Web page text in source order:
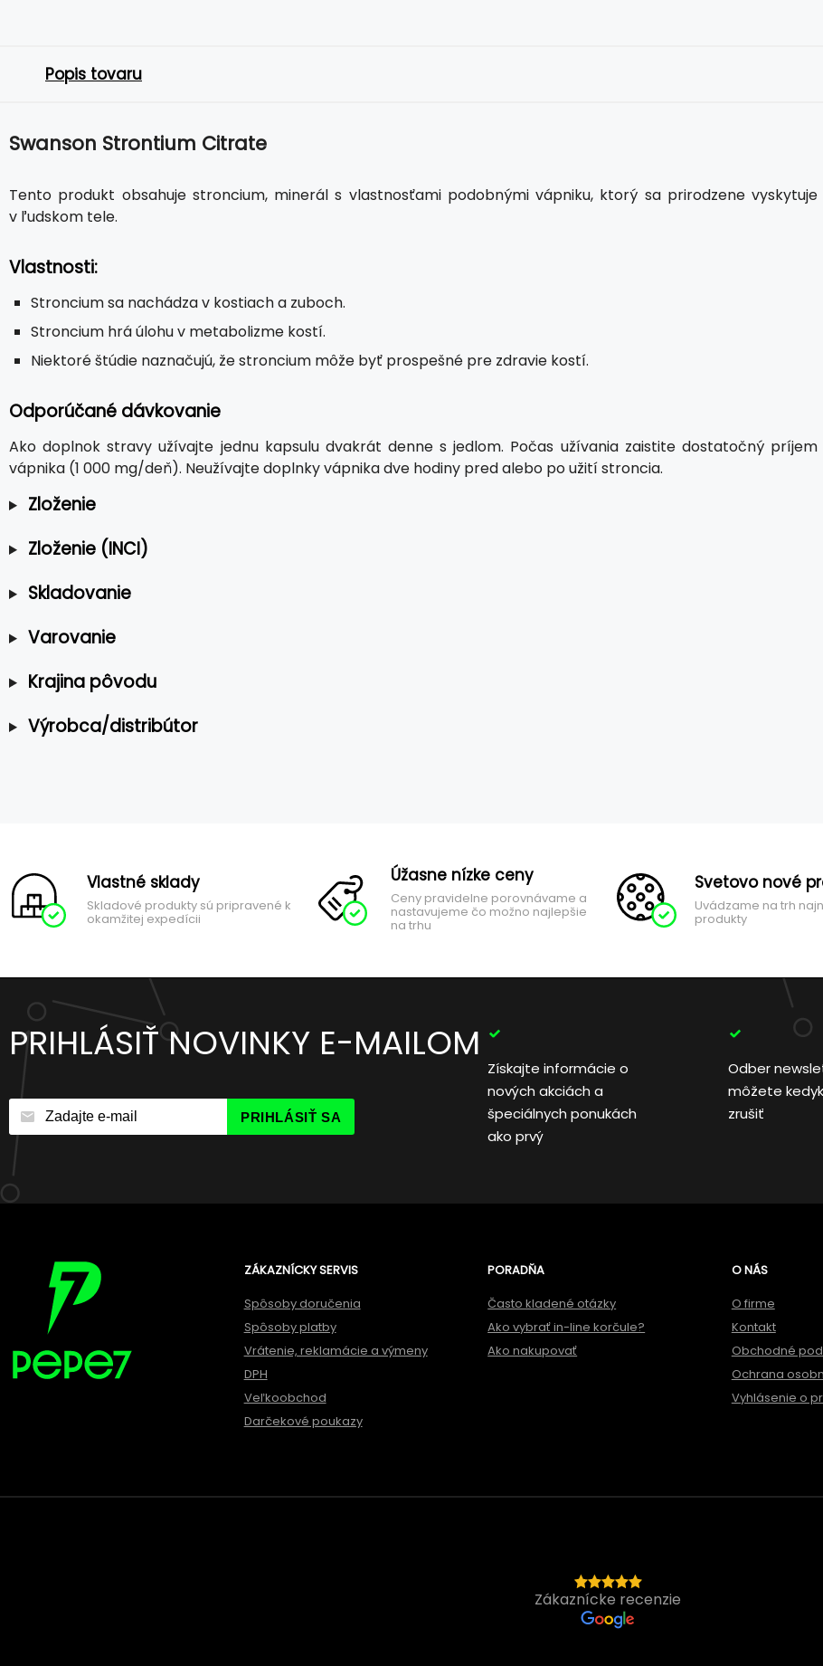
Popis tovaru
Swanson Strontium Citrate
Tento produkt obsahuje stroncium, minerál s vlastnosťami podobnými vápniku, ktorý sa prirodzene vyskytuje
v ľudskom tele.
Vlastnosti:
Stroncium sa nachádza v kostiach a zuboch.
Stroncium hrá úlohu v metabolizme kostí.
Niektoré štúdie naznačujú, že stroncium môže byť prospešné pre zdravie kostí.
Odporúčané dávkovanie
Ako doplnok stravy užívajte jednu kapsulu dvakrát denne s jedlom. Počas užívania zaistite dostatočný príjem
vápnika (1 000 mg/deň). Neužívajte doplnky vápnika dve hodiny pred alebo po užití stroncia.
Zloženie
Zloženie (INCI)
Skladovanie
Varovanie
Krajina pôvodu
Výrobca/distribútor
Vlastné sklady
Skladové produkty sú pripravené k
okamžitej expedícii
Úžasne nízke ceny
Ceny pravidelne porovnávame a
nastavujeme čo možno najlepšie
na trhu
Svetovo nové
Uvádzame na trh
produkty
PRIHLÁSIŤ NOVINKY E-MAILOM
PRIHLÁSIŤ SA
Získajte informácie o
nových akciách a
špeciálnych ponukách
ako prvý
Odber
môžete
zrušiť
ZÁKAZNÍCKY SERVIS
Spôsoby doručenia
Spôsoby platby
Vrátenie, reklamácie a výmeny
DPH
Veľkoobchod
Darčekové poukazy
PORADŇA
Často kladené otázky
Ako vybrať in-line korčule?
Ako nakupovať
O NÁS
O firme
Kontakt
Obchodné
Ochrana
Vyhlásenie o
Zákaznícke recenzie